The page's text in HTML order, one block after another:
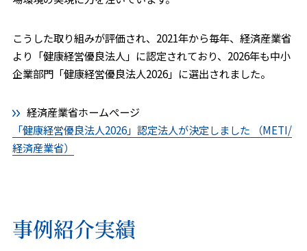
こうした取り組みが評価され、2021年から毎年、経済産業省
より「健康経営優良法人」に認定されており、2026年も中小
企業部門「健康経営優良法人2026」に選出されました。
経済産業省ホームぺージ
「健康経営優良法人2026」認定法人が決定しました （METI/
経済産業省）
事例紹介実績